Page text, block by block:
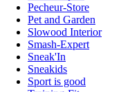
Pecheur-Store
Pet and Garden
Slowood Interior
Smash-Expert
Sneak'In
Sneakids
Sport is good